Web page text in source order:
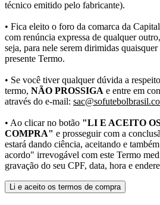
técnico emitido pelo fabricante).
• Fica eleito o foro da comarca da
com renúncia expressa de qualquer
seja, para nele serem dirimidas
presente Termo.
• Se você tiver qualquer dúvida a
termo, NÃO PROSSIGA e entre em
através do e-mail:
• Ao clicar no botão "LI E ACEITO
COMPRA" e prosseguir com a
estará dando ciência, aceitando e
acordo" irrevogável com este Termo
gravação do seu CPF, data, hora e
Li e aceito os termos de compra